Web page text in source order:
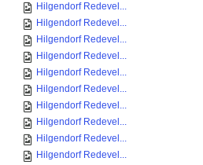
Hilgendorf Redevel...
Hilgendorf Redevel...
Hilgendorf Redevel...
Hilgendorf Redevel...
Hilgendorf Redevel...
Hilgendorf Redevel...
Hilgendorf Redevel...
Hilgendorf Redevel...
Hilgendorf Redevel...
Hilgendorf Redevel...